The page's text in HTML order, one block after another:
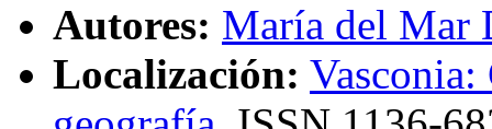
Autores: María del Mar
Localización: Vasconia: